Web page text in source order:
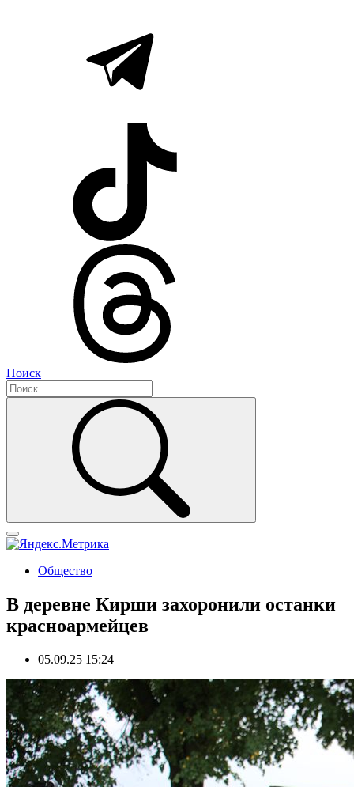
Поиск
Общество
В деревне Кирши захоронили останки
красноармейцев
05.09.25 15:24